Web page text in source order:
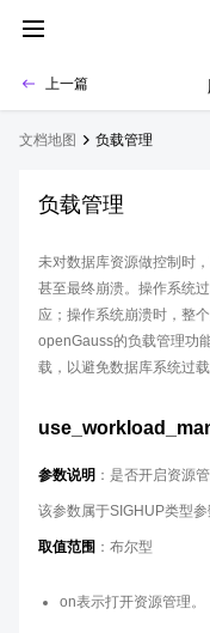
上一篇
文档地图 负载管理
负载管理
未对数据库资源做控制时
甚至最终崩溃。操作系统
应；操作系统崩溃时，整
openGauss的负载管理功
载，以避免数据库系统过载
参数说明 ：是否开启资源管
该参数属于SIGHUP类型
取值范围 ：布尔型
on表示打开资源管理。